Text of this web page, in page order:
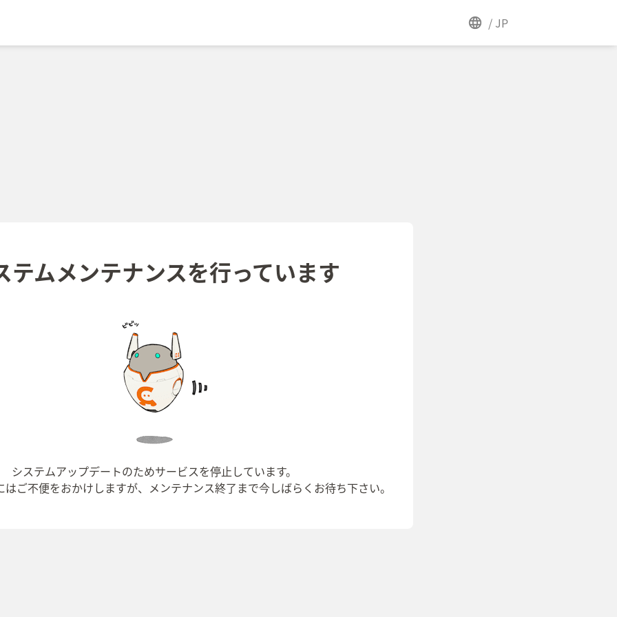
/ JP
テムメンテナンスを行っています
システムアップデートのためサービスを停止しています。
ご不便をおかけしますが、メンテナンス終了まで今しばらくお待ち下さい。